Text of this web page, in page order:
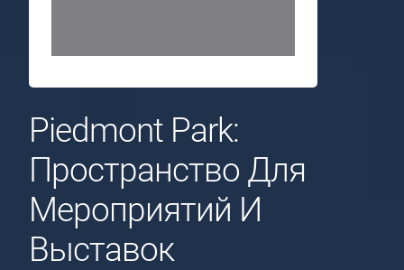
Piedmont Park:
Пространство Для
Мероприятий И
Выставок